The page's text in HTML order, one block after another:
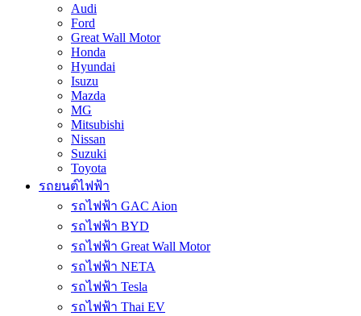
Audi
Ford
Great Wall Motor
Honda
Hyundai
Isuzu
Mazda
MG
Mitsubishi
Nissan
Suzuki
Toyota
รถยนต์ไฟฟ้า
รถไฟฟ้า GAC Aion
รถไฟฟ้า BYD
รถไฟฟ้า Great Wall Motor
รถไฟฟ้า NETA
รถไฟฟ้า Tesla
รถไฟฟ้า Thai EV